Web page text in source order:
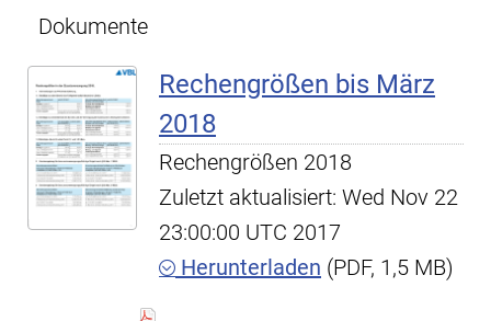
Dokumente
Rechengrößen bis März
2018
Rechengrößen 2018
Zuletzt aktualisiert: Wed Nov 22
23:00:00 UTC 2017
Herunterladen (PDF, 1,5 MB)